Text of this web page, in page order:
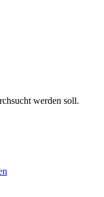
werden soll.